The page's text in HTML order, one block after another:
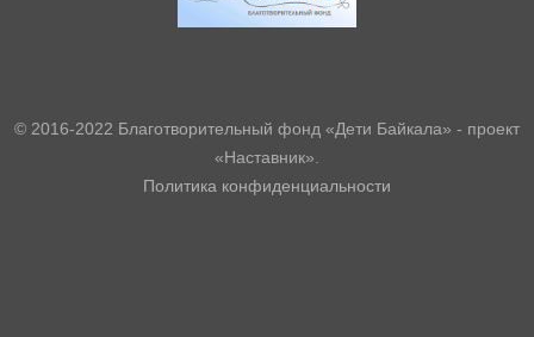
© 2016-2022 Благотворительный фонд «Дети Байкала» - проект
«Наставник».
Политика конфиденциальности